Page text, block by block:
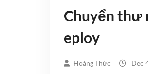
Chuyển thư
eploy
Hoàng Thức Dec